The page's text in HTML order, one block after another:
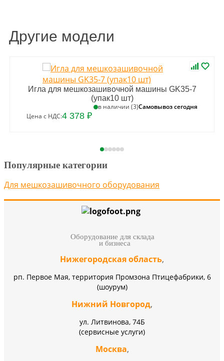
Другие модели
Игла для мешкозашивочной машины GK35-7
(упак10 шт)
в наличии (3)Самовывоз сегодня
Цена с НДС:4 378 ₽
Популярные категории
Для мешкозашивочного оборудования
Оборудование для склада
и бизнеса
Нижегородская область,
рп. Первое Мая, территория Промзона Птицефабрики, 6
(шоурум)
Нижний Новгород,
ул. Литвинова, 74Б
(сервисные услуги)
Москва,